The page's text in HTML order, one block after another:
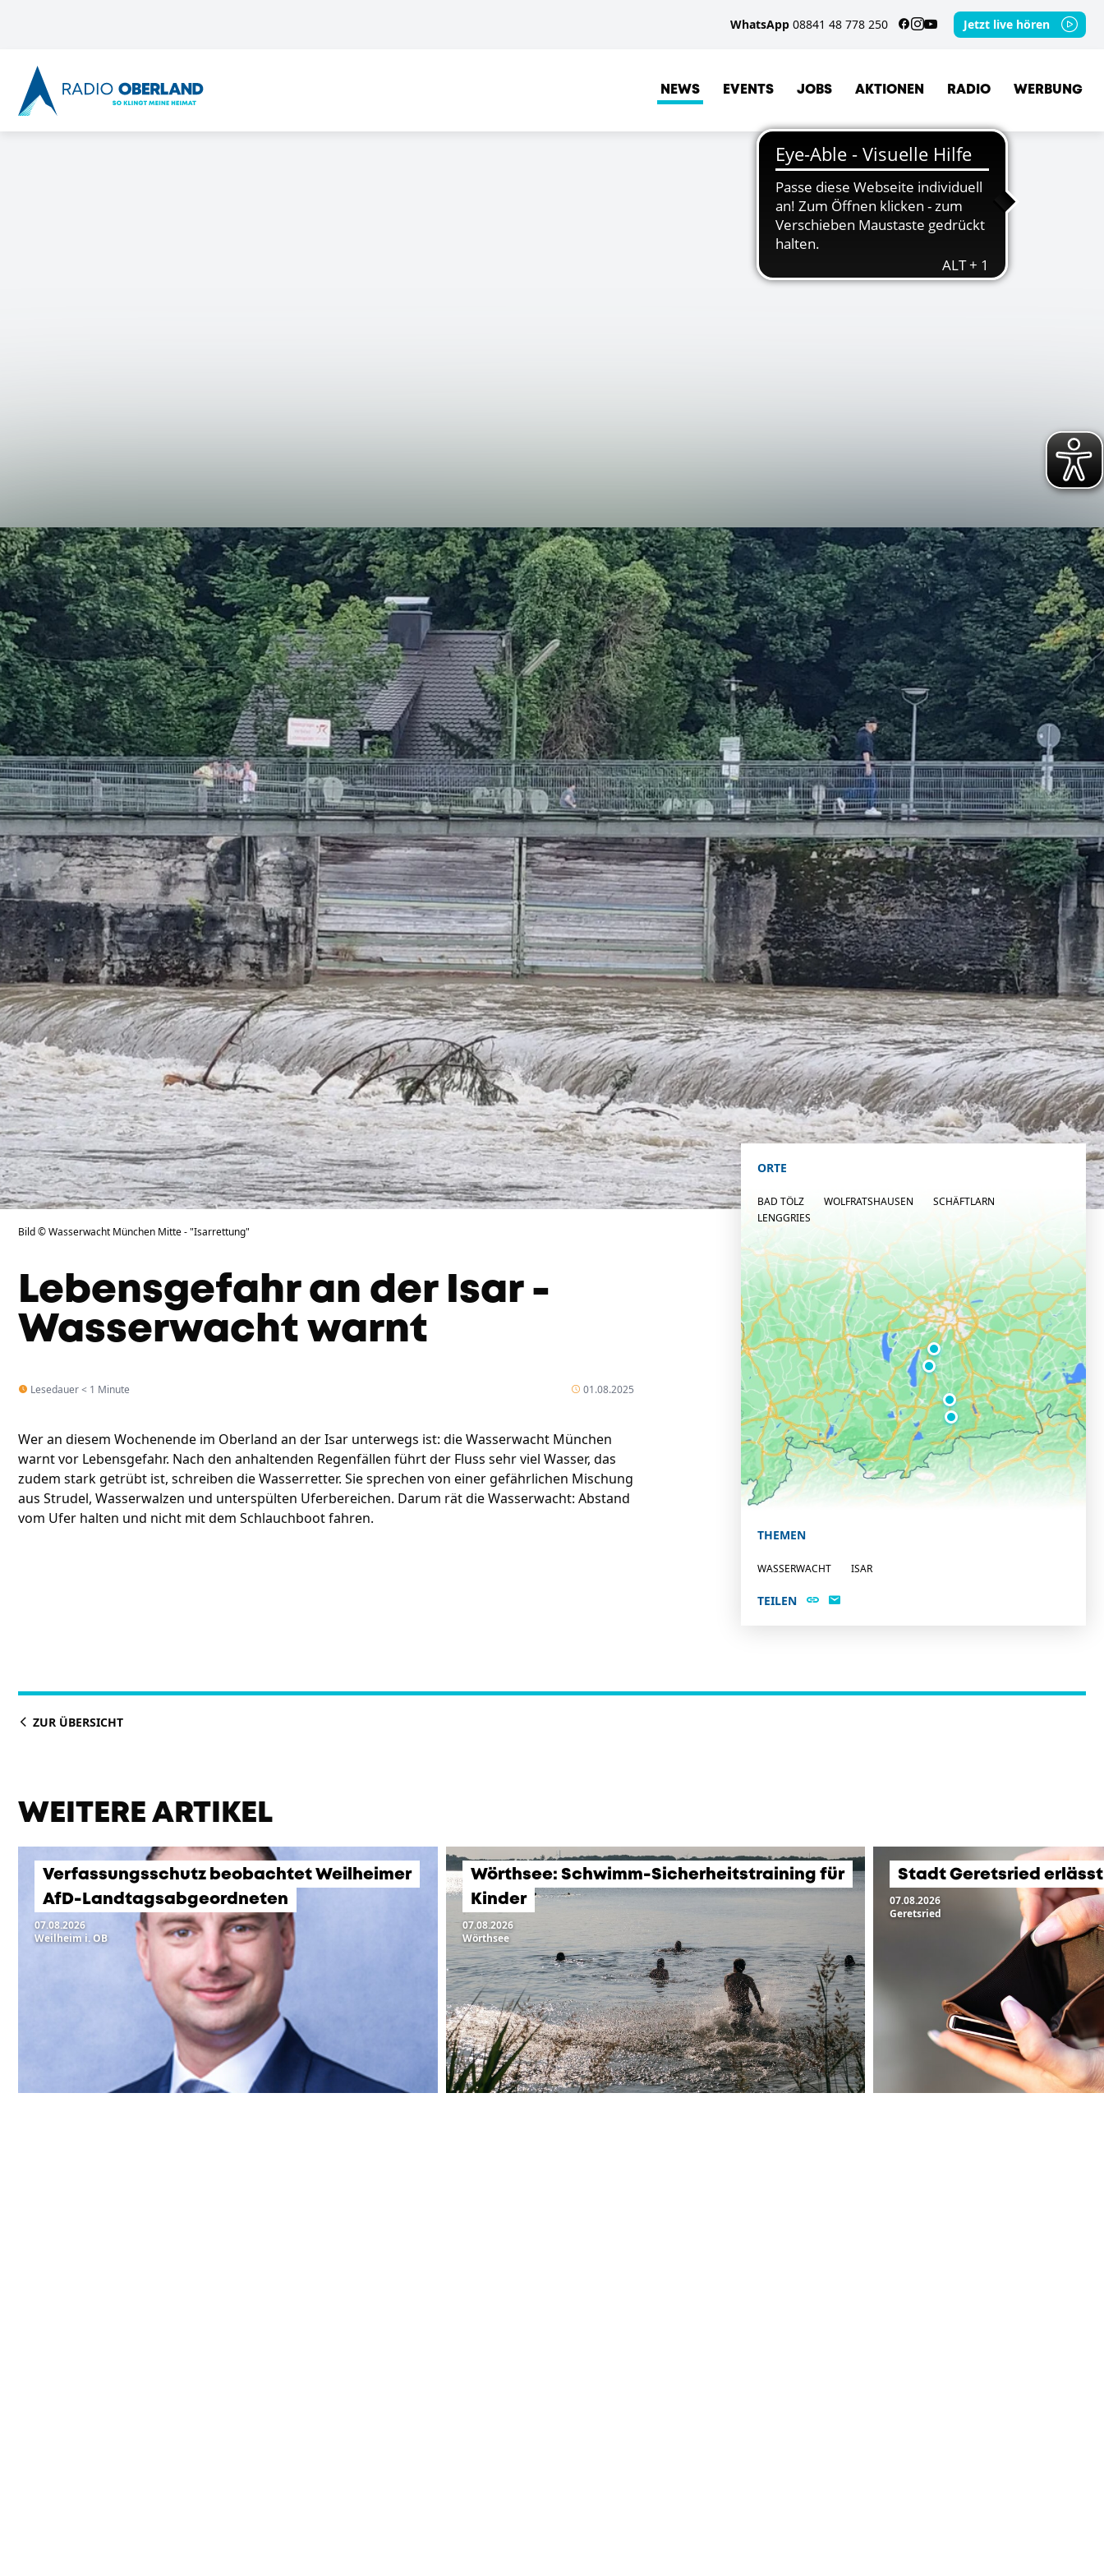
WhatsApp 08841 48 778 250 Jetzt live hören
NEWS EVENTS JOBS AKTIONEN RADIO WERBUNG
Bild © Wasserwacht München Mitte - "Isarrettung"
Lebensgefahr an der Isar -
Wasserwacht warnt
Lesedauer < 1 Minute 01.08.2025
Wer an diesem Wochenende im Oberland an der Isar unterwegs ist: die Wasserwacht München
warnt vor Lebensgefahr. Nach den anhaltenden Regenfällen führt der Fluss sehr viel Wasser, das
zudem stark getrübt ist, schreiben die Wasserretter. Sie sprechen von einer gefährlichen Mischung
aus Strudel, Wasserwalzen und unterspülten Uferbereichen. Darum rät die Wasserwacht: Abstand
vom Ufer halten und nicht mit dem Schlauchboot fahren.
ORTE
BAD TÖLZ WOLFRATSHAUSEN
SCHÄFTLARN
LENGGRIES
THEMEN
WASSERWACHT ISAR
TEILEN
ZUR ÜBERSICHT
WEITERE ARTIKEL
Verfassungsschutz beobachtet Weilheimer
AfD-Landtagsabgeordneten
07.08.2026
Weilheim i. OB
Wörthsee: Schwimm-Sicherheitstraining für
Kinder
07.08.2026
Wörthsee
Stadt Geretsried
07.08.2026
Geretsried